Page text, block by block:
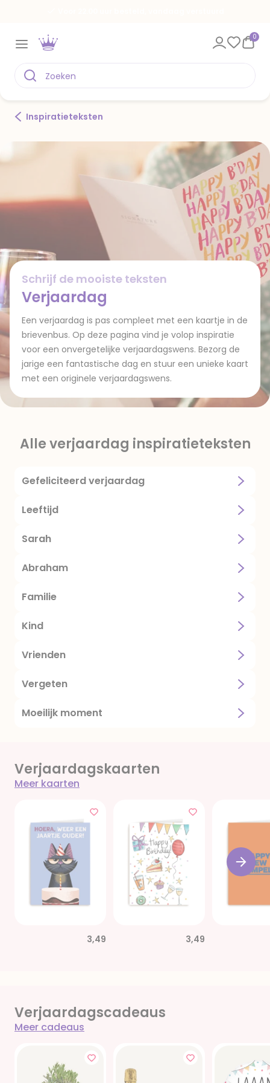
0
Inspiratieteksten
Schrijf de mooiste teksten
Verjaardag
Een verjaardag is pas compleet met een kaartje in de
brievenbus. Op deze pagina vind je volop inspiratie
voor een onvergetelijke verjaardagswens. Bezorg de
jarige een fantastische dag en stuur een unieke kaart
met een originele verjaardagswens.
Alle verjaardag inspiratieteksten
Gefeliciteerd verjaardag
Leeftijd
Sarah
Abraham
Familie
Kind
Vrienden
Vergeten
Moeilijk moment
Verjaardagskaarten
Meer kaarten
3,49 3,49
Verjaardagscadeaus
Meer cadeaus